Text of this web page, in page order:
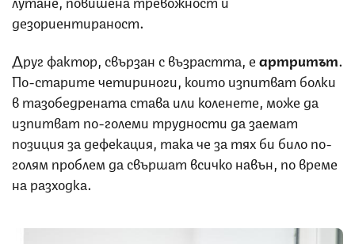
дезориентираност.
Друг фактор, свързан с възрастта, еартритът.
По-старите четириноги, които изпитват болки
в тазобедрената става или коленете, може да
изпитват по-големи трудности да заемат
позиция за дефекация, така че за тях би било по-
голям проблем да свършат всичко навън, по време
на разходка.